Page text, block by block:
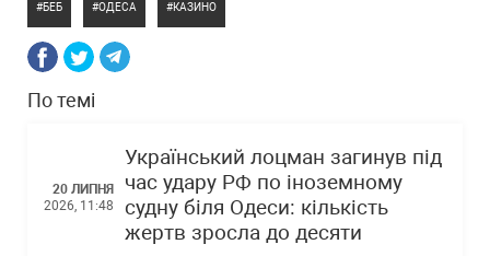
БЕБ ОДЕСА КАЗИНО
По темі
20 ЛИПНЯ
2026, 11:48
Український лоцман загинув під
час удару РФ по іноземному
судну біля Одеси: кількість
жертв зросла до десяти